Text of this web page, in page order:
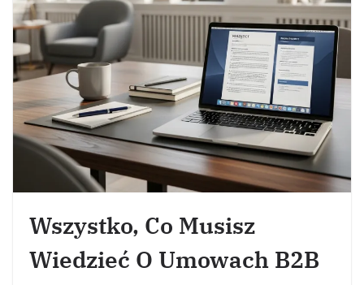
Wszystko, Co Musisz
Wiedzieć O Umowach B2B